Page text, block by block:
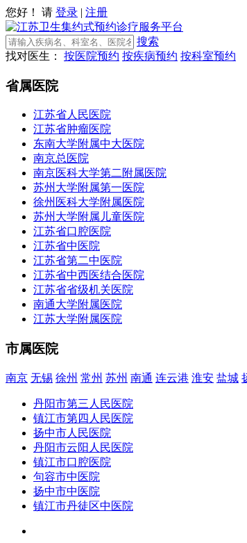
您好！ 请 登录 | 注册
搜索
找对医生：
按医院预约 按疾病预约 按科室预约
省属医院
江苏省人民医院
江苏省肿瘤医院
东南大学附属中大医院
南京总医院
南京医科大学第二附属医院
苏州大学附属第一医院
徐州医科大学附属医院
苏州大学附属儿童医院
江苏省口腔医院
江苏省中医院
江苏省第二中医院
江苏省中西医结合医院
江苏省省级机关医院
南通大学附属医院
江苏大学附属医院
市属医院
南京 无锡 徐州 常州 苏州 南通 连云港 淮安 盐城
丹阳市第三人民医院
镇江市第四人民医院
扬中市人民医院
丹阳市云阳人民医院
镇江市口腔医院
句容市中医院
扬中市中医院
镇江市丹徒区中医院